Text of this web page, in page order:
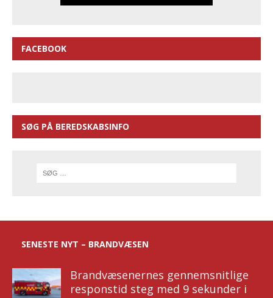
FACEBOOK
SØG PÅ BEREDSKABSINFO
SENESTE NYT – BRANDVÆSEN
Brandvæsenernes gennemsnitlige
responstid steg med 9 sekunder i